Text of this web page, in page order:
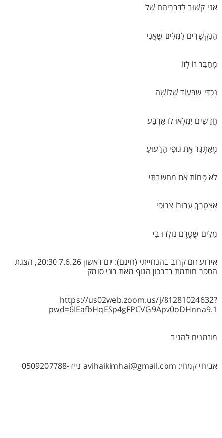
אֲנִי קַשּׁוּב לְדִבְרֵיהֶם שֶׁל
הַנִּקְשָׁרִים לַמִּלִּים שֶׁאֲנִי
מְחַבֵּר זוֹ לְזוֹ
נֶכְדִּי שֶׁבְּעוֹד שְׁלוֹשָׁה
חֳדָשִׁים יִמְלְאוּ לוֹ אַרְבַּע
מְאַתְגֵּר אֶת גּוּפִי הָרָעוּעַ
לֹא פָּחוֹת אֶת מַחֲשַׁבְתִּי
אֶצְטָרֵךְ עֲבוּרוֹ צֵרוּפֵי
מִלִּים שֶׁטֶּרֶם נוֹלְדוּ בִּי
אירוע זום קרוב בהנחייתי (חינם): יום ראשון 7.6.26 20:30, הצגת
הספר חותמת בדרכון הגוף מאת רוני סומק
https://us02web.zoom.us/j/81281024632?
pwd=6IEafbHqESp4gFPCVG9Apv0oDHnna9.1
מוזמנים להגיב
אביחי קמחי: avihaikimhai@gmail.com נייד-0509207788